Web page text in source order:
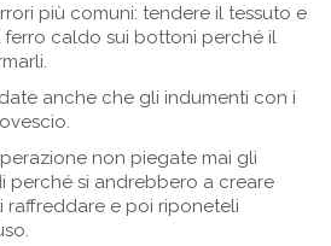
più comuni: tendere il tessuto e
ferro caldo sui bottoni perché il
anche che gli indumenti con i
non piegate mai gli
perché si andrebbero a creare
raffreddare e poi riponeteli